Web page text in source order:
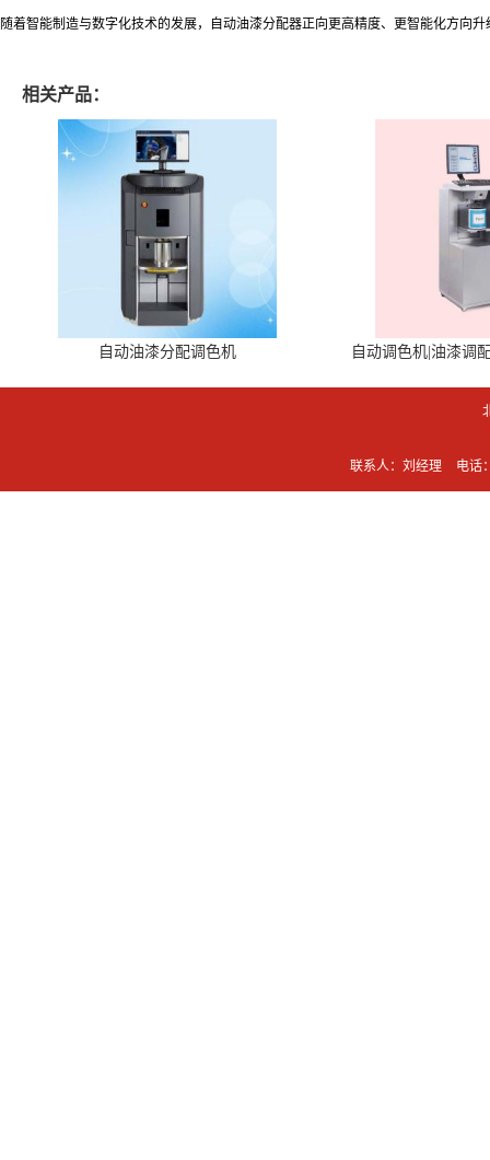
随着智能制造与数字化技术的发展，自动油漆分配器正向更高精度、更智能化方向
相关产品：
自动油漆分配调色机 自动调色机|油漆调
联系人：刘经理 电话